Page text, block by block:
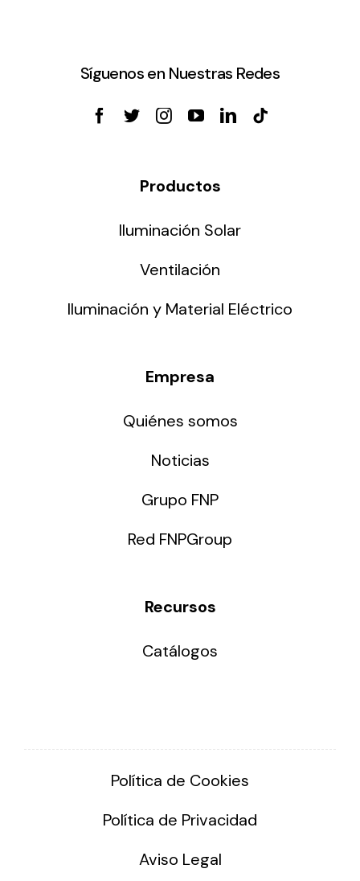
Síguenos en Nuestras Redes
Productos
Iluminación Solar
Ventilación
Iluminación y Material Eléctrico
Empresa
Quiénes somos
Noticias
Grupo FNP
Red FNPGroup
Recursos
Catálogos
Política de Cookies
Política de Privacidad
Aviso Legal